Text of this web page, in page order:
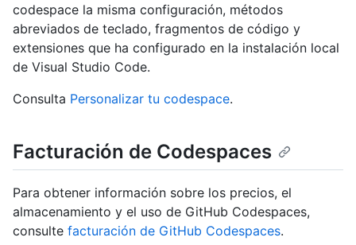
codespace la misma configuración, métodos
abreviados de teclado, fragmentos de código y
extensiones que ha configurado en la instalación local
de Visual Studio Code.
Consulta Personalizar tu codespace.
Facturación de Codespaces
Para obtener información sobre los precios, el
almacenamiento y el uso de GitHub Codespaces,
consulte facturación de GitHub Codespaces.